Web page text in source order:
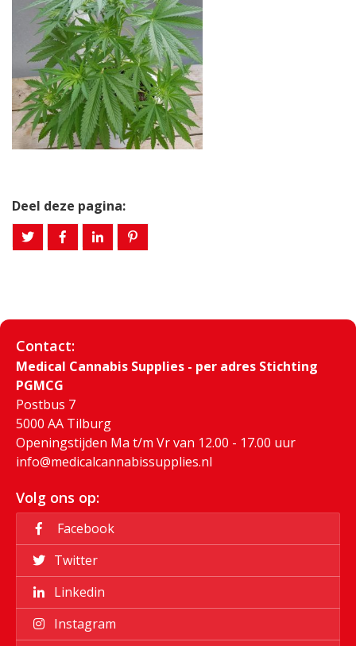
Deel deze pagina:
Contact:
Medical Cannabis Supplies - per adres Stichting
PGMCG
Postbus 7
5000 AA Tilburg
Openingstijden Ma t/m Vr van 12.00 - 17.00 uur
info@medicalcannabissupplies.nl
Volg ons op:
Facebook
Twitter
Linkedin
Instagram